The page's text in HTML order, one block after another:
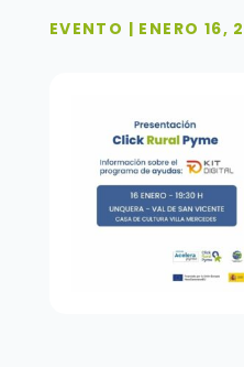
EVENTO | ENERO 16,